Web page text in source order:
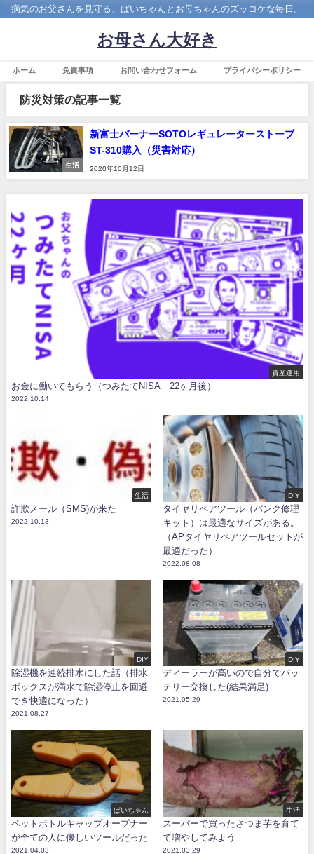
病気のお父さんを見守る、ぱいちゃんとお母ちゃんのズッコケな毎日。
お母さん大好き
ホーム 免責事項 お問い合わせフォーム プライバシーポリシー
防災対策の記事一覧
生活
新富士バーナーSOTOレギュレーターストーブ
ST-310購入（災害対応）
2020年10月12日
資産運用
お金に働いてもらう（つみたてNISA 22ヶ月後）
2022.10.14
生活
詐欺メール（SMS)が来た
2022.10.13
DIY
タイヤリペアツール（パンク修理
キット）は最適なサイズがある。
（APタイヤリペアツールセットが
最適だった）
2022.08.08
DIY
除湿機を連続排水にした話（排水
ボックスが満水で除湿停止を回避
でき快適になった）
2021.08.27
DIY
ディーラーが高いので自分でバッ
テリー交換した(結果満足)
2021.05.29
ぱいちゃん
ペットボトルキャップオープナー
が全ての人に優しいツールだった
2021.04.03
生活
スーパーで買ったさつま芋を育て
て増やしてみよう
2021.03.29